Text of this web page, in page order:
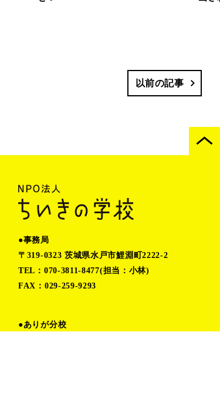
以前の記事
●事務局
〒319-0323 茨城県水戸市鯉淵町2222-2
TEL：070-3811-8477(担当：小林)
FAX：029-259-9293
●ありが分校